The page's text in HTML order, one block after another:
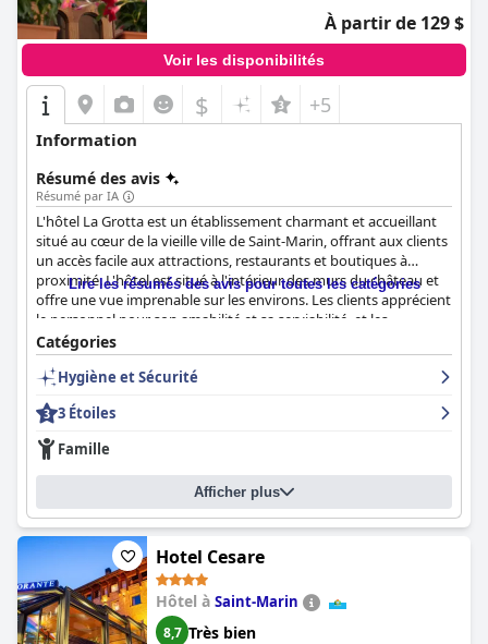
À partir de 129 $
Voir les disponibilités
$ +5
Information
Résumé des avis
Résumé par IA
L'hôtel La Grotta est un établissement charmant et accueillant
situé au cœur de la vieille ville de Saint-Marin, offrant aux clients
un accès facile aux attractions, restaurants et boutiques à
proximité. L'hôtel est situé à l'intérieur des murs du château et
offre une vue imprenable sur les environs. Les clients apprécient
le personnel pour son amabilité et sa serviabilité, et les
chambres sont confortables et propres. Le petit-déjeuner est
bon et servi dans une ambiance agréable avec diverses options
disponibles, y compris des options sans gluten. Les chambres et
les installations de l'hôtel sont impeccables, avec une attention
exceptionnelle aux détails, ce qui contribue à un séjour
confortable et agréable. Le personnel est le point fort de l'hôtel,
constamment mis en avant pour sa gentillesse, son serviabilité
et son professionnalisme. Bien que certains clients aient trouvé
les lits un peu trop fermes, la plupart ont apprécié de dormir
dans des lits confortables. La proximité de l'hôtel avec le parking
P6 et un ascenseur disponible pour les clients sont des atouts
positifs, bien que l'accessibilité pour les personnes handicapées
puisse être un peu délicate. Dans l'ensemble, l'hôtel La Grotta
offre une solution d'hébergement fantastique, propre et
confortable pour ceux qui recherchent un emplacement idéal et
une propreté supérieure.
Lire les résumés des avis pour toutes les catégories
Catégories
Hygiène et Sécurité
3 Étoiles
Famille
Afficher plus
Hotel Cesare
Hôtel à Saint-Marin
8,7 Très bien